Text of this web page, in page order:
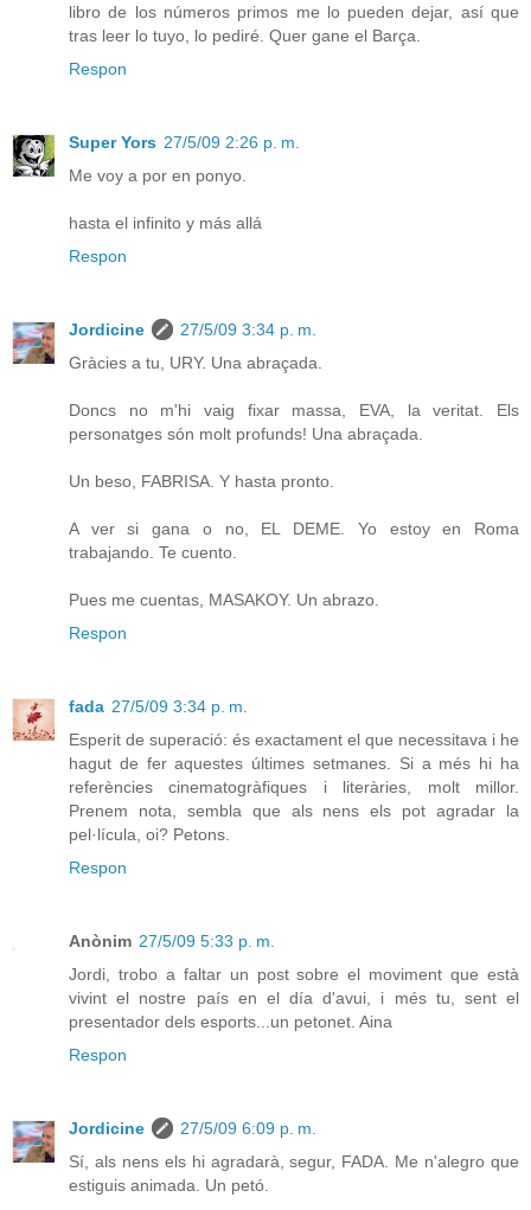
libro de los números primos me lo pueden dejar, así que
tras leer lo tuyo, lo pediré. Quer gane el Barça.
Respon
Super Yors 27/5/09 2:26 p. m.
Me voy a por en ponyo.
hasta el infinito y más allá
Respon
Jordicine
27/5/09 3:34 p. m.
Gràcies a tu, URY. Una abraçada.
Doncs no m'hi vaig fixar massa, EVA, la veritat. Els
personatges són molt profunds! Una abraçada.
Un beso, FABRISA. Y hasta pronto.
A ver si gana o no, EL DEME. Yo estoy en Roma
trabajando. Te cuento.
Pues me cuentas, MASAKOY. Un abrazo.
Respon
fada 27/5/09 3:34 p. m.
Esperit de superació: és exactament el que necessitava i he
hagut de fer aquestes últimes setmanes. Si a més hi ha
referències cinematogràfiques i literàries, molt millor.
Prenem nota, sembla que als nens els pot agradar la
pel·lícula, oi? Petons.
Respon
Anònim 27/5/09 5:33 p. m.
Jordi, trobo a faltar un post sobre el moviment que està
vivint el nostre país en el día d'avui, i més tu, sent el
presentador dels esports...un petonet. Aina
Respon
Jordicine
27/5/09 6:09 p. m.
Sí, als nens els hi agradarà, segur, FADA. Me n'alegro que
estiguis animada. Un petó.